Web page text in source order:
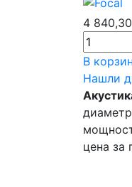
4
В
Нашли
цена за